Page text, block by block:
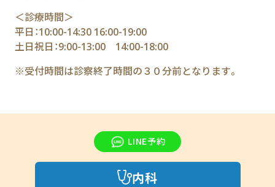
＜診療時間＞
平日：10:00-14:30 16:00-19:00
土日祝日：9:00-13:00 14:00-18:00
※受付時間は診察終了時間の３０分前となります。
LINE予約
内科